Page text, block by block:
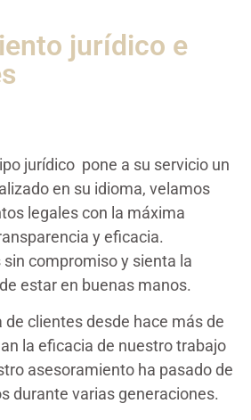
jurídico e
jurídico pone a su servicio un
en su idioma, velamos
legales con la máxima
y eficacia.
compromiso y sienta la
estar en buenas manos.
de clientes desde hace más de
la eficacia de nuestro trabajo
asesoramiento ha pasado de
durante varias generaciones.